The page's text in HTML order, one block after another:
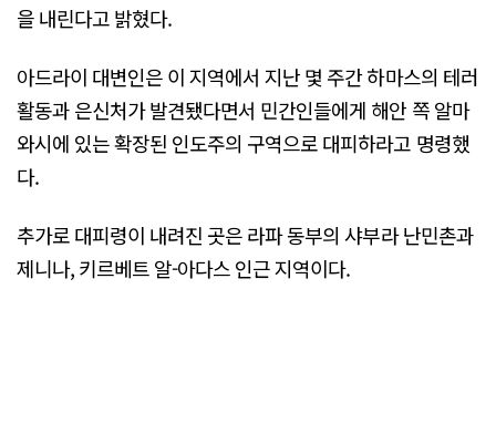
을 내린다고 밝혔다.
아드라이 대변인은 이 지역에서 지난 몇 주간 하마스의 테러
활동과 은신처가 발견됐다면서 민간인들에게 해안 쪽 알마
와시에 있는 확장된 인도주의 구역으로 대피하라고 명령했
다.
추가로 대피령이 내려진 곳은 라파 동부의 샤부라 난민촌과
제니나, 키르베트 알-아다스 인근 지역이다.